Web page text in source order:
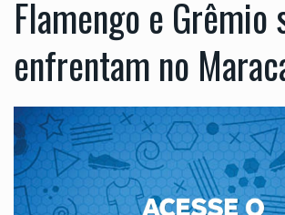
Flamengo e Grêmio
enfrentam no